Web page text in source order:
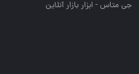
جی متاس - ابزار بازار آنلاین